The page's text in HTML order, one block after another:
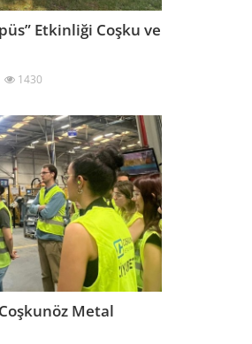
Etkinliği Coşku ve
1430
Metal